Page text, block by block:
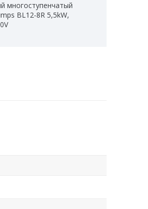
многоступенчатый
BL12-8R 5,5kW,